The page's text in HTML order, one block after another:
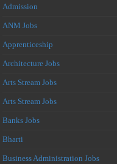
Admission
ANM Jobs
Apprenticeship
Architecture Jobs
Arts Stream Jobs
Arts Stream Jobs
Banks Jobs
Bharti
Business Administration Jobs